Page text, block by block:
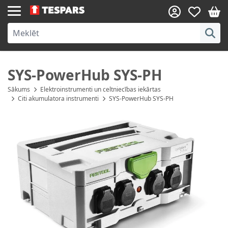
Skip to Content
SYS-PowerHub SYS-PH
Sākums
Elektroinstrumenti un celtniecības iekārtas
Citi akumulatora instrumenti
SYS-PowerHub SYS-PH